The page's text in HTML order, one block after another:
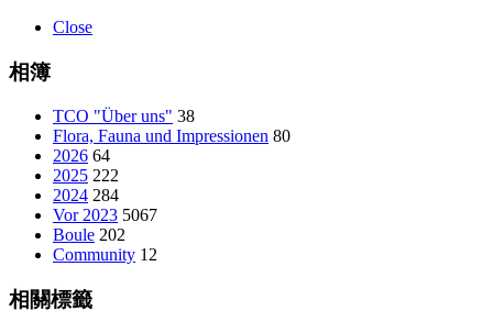
Close
相簿
TCO "Über uns" 38
Flora, Fauna und Impressionen 80
2026 64
2025 222
2024 284
Vor 2023 5067
Boule 202
Community 12
相關標籤